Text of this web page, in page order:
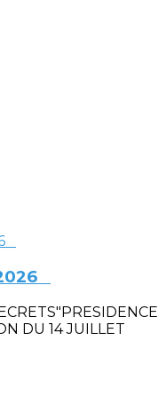
DU 14 JUILLET